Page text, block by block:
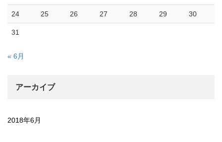
24 25 26 27 28 29 30
31
« 6月
アーカイブ
2018年6月